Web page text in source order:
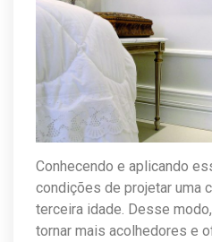
Conhecendo e aplicando
condições de projetar uma
terceira idade. Desse
tornar mais acolhedores e